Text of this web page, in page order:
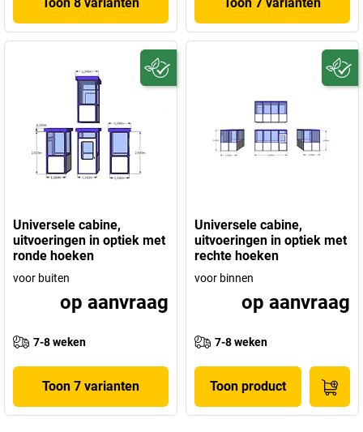
Universele cabine,
uitvoeringen in optiek met
ronde hoeken
voor buiten
op aanvraag
7-8 weken
Toon 7 varianten
Universele cabine,
uitvoeringen in optiek met
rechte hoeken
voor binnen
op aanvraag
7-8 weken
Toon product